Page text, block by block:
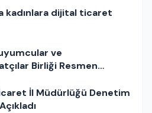
kadınlara dijital ticaret
ve
Birliği Resmen
İl Müdürlüğü Denetim